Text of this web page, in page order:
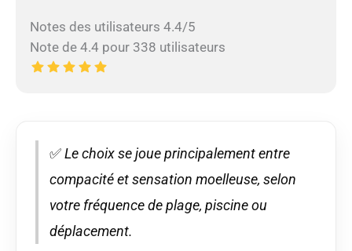
Notes des utilisateurs 4.4/5
Note de 4.4 pour 338 utilisateurs
✅Le choix se joue principalement entre
compacité et sensation moelleuse, selon
votre fréquence de plage, piscine ou
déplacement.